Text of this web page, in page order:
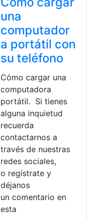
una
computador
a portátil con
su teléfono
Cómo cargar una
computadora
portátil. Si tienes
alguna inquietud
recuerda
contactarnos a
través de nuestras
redes sociales,
o regístrate y
déjanos
un comentario en
esta